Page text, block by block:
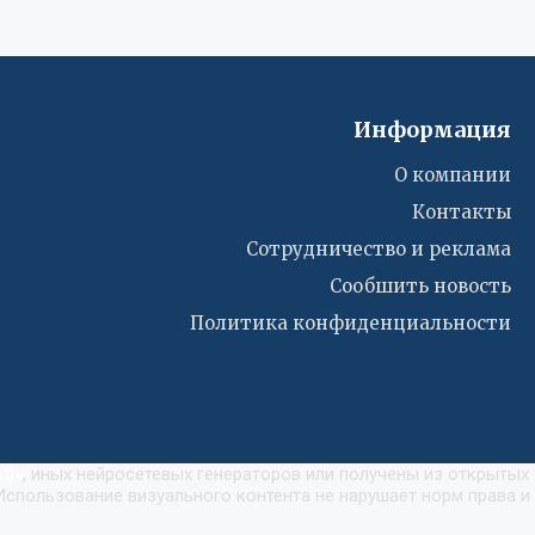
Информация
О компании
Контакты
Сотрудничество и реклама
Сообшить новость
Политика конфиденциальности
, иных нейросетевых генераторов или получены из открытых
визуального контента не нарушает норм права и